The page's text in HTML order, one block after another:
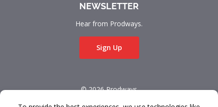
NEWSLETTER
Hear from Prodways.
Sign Up
© 2026 Prodways